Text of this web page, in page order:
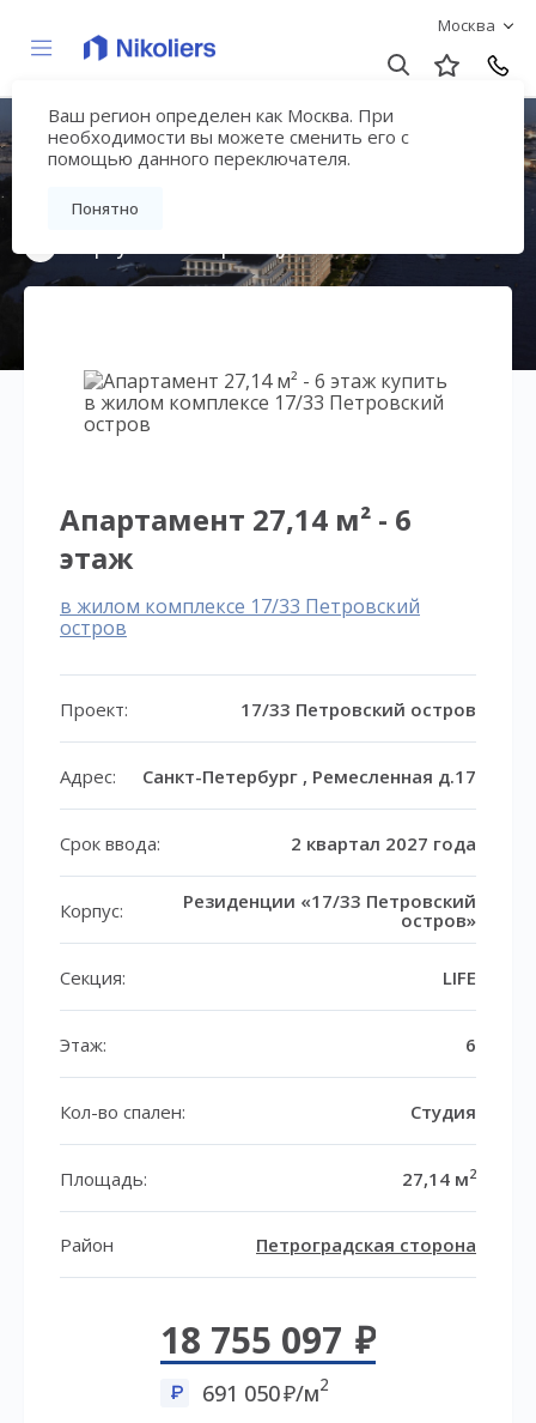
Москва
Ваш регион определен как Москва. При
необходимости вы можете сменить его с
помощью данного переключателя.
Понятно
17/33 Петровский
остров
Апартамент 27,14 м² - 6
этаж
в жилом комплексе 17/33 Петровский
остров
Проект: 17/33 Петровский остров
Адрес: Санкт-Петербург , Ремесленная д.17
Срок ввода: 2 квартал 2027 года
Корпус:
Резиденции «17/33 Петровский
остров»
Секция: LIFE
Этаж: 6
Кол-во спален: Студия
Площадь: 27,14 м2
Район Петроградская сторона
18 755 097
691 050 /м2